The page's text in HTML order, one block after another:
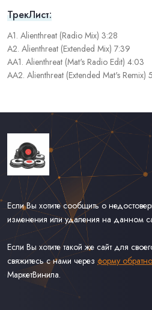
ТрекЛист:
A1. Alienthreat (Radio Mix) 3:28
A2. Alienthreat (Extended Mix) 7:39
AA1. Alienthreat (Mat's Radio Edit) 4:03
AA2. Alienthreat (Extended Mat's Remix)
Если Вы хотите сообщить о
изменения или удаления на данном
Если Вы хотите такой же сайт для
свяжитесь с нами через форму
МаркетВинила.
Каталог Винила, CD и Кассет